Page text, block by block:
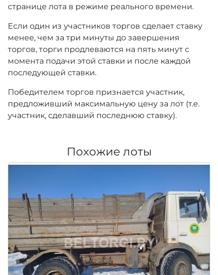
странице лота в режиме реального времени.
Если один из участников торгов сделает ставку
менее, чем за три минуты до завершения
торгов, торги продлеваются на пять минут с
момента подачи этой ставки и после каждой
последующей ставки.
Победителем торгов признается участник,
предложивший максимальную цену за лот (т.е.
участник, сделавший последнюю ставку).
Похожие лоты